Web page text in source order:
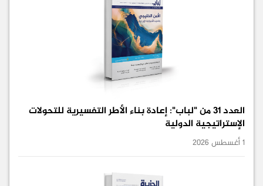
العدد 31 من "لباب": إعادة بناء الأطر التفسيرية للتحولات
الإستراتيجية الدولية
1 أغسطس 2026